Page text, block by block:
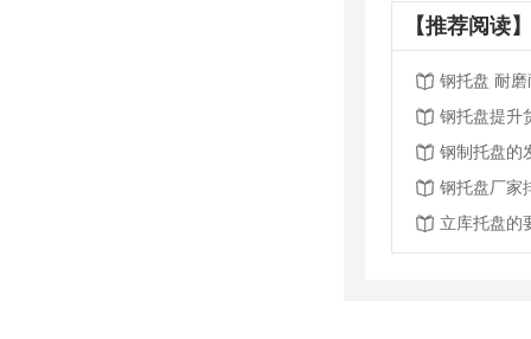
【推荐阅读
钢托盘 耐
钢托盘提升
钢制托盘的
钢托盘厂家
立库托盘的